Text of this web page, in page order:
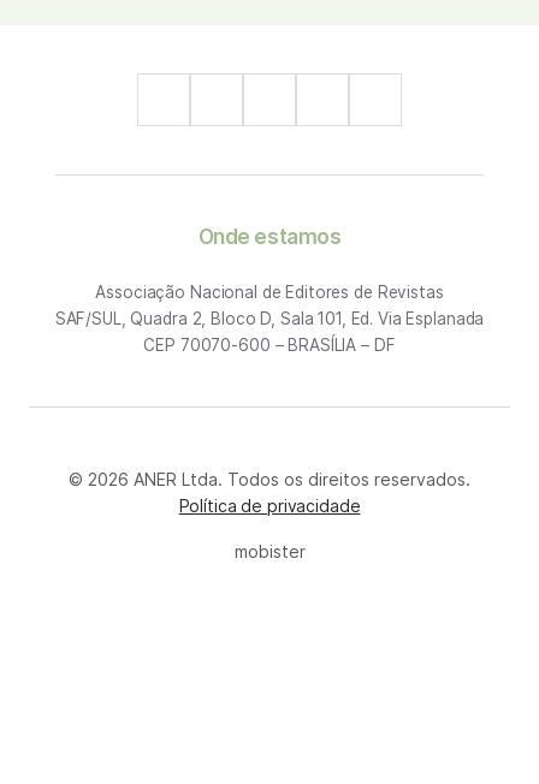
Onde estamos
Associação Nacional de Editores de Revistas
SAF/SUL, Quadra 2, Bloco D, Sala 101, Ed. Via Esplanada
CEP 70070-600 – BRASÍLIA – DF
© 2026 ANER Ltda. Todos os direitos reservados.
Política de privacidade
mobister